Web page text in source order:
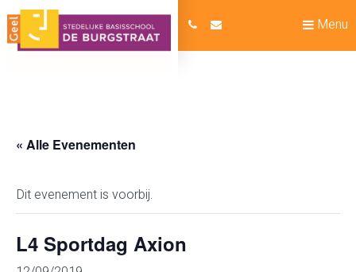
Menu
« Alle Evenementen
Dit evenement is voorbij.
L4 Sportdag Axion